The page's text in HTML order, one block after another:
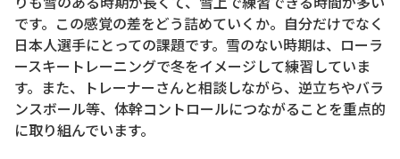
です。この感覚の差をどう詰めていくか。自分だけでなく
日本人選手にとっての課題です。雪のない時期は、ローラ
ースキートレーニングで冬をイメージして練習していま
す。また、トレーナーさんと相談しながら、逆立ちやバラ
ンスボール等、体幹コントロールにつながることを重点的
に取り組んでいます。